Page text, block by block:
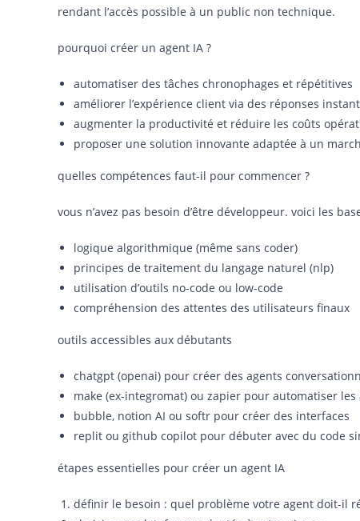
rendant l’accès possible à un public non technique.
pourquoi créer un agent IA ?
automatiser des tâches chronophages et répétitives
améliorer l’expérience client via des réponses
augmenter la productivité et réduire les coûts
proposer une solution innovante adaptée à un
quelles compétences faut-il pour commencer ?
vous n’avez pas besoin d’être développeur. voici les
logique algorithmique (même sans coder)
principes de traitement du langage naturel (nlp)
utilisation d’outils no-code ou low-code
compréhension des attentes des utilisateurs finaux
outils accessibles aux débutants
chatgpt (openai) pour créer des agents
make (ex-integromat) ou zapier pour automatiser les
bubble, notion AI ou softr pour créer des interfaces
replit ou github copilot pour débuter avec du code
étapes essentielles pour créer un agent IA
définir le besoin : quel problème votre agent doit-il